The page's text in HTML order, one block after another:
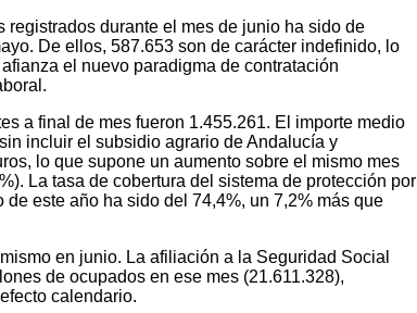
registrados durante el mes de junio ha sido de
De ellos, 587.653 son de carácter indefinido, lo
el nuevo paradigma de contratación
a final de mes fueron 1.455.261. El importe medio
incluir el subsidio agrario de Andalucía y
lo que supone un aumento sobre el mismo mes
La tasa de cobertura del sistema de protección por
este año ha sido del 74,4%, un 7,2% más que
en junio. La afiliación a la Seguridad Social
de ocupados en ese mes (21.611.328),
calendario.